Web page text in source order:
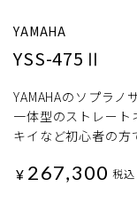
YAMAHA
YSS-475Ⅱ
YAMAHAのソプラノ
一体型のストレー
キイなど初心者の方
¥ 267,300 税込